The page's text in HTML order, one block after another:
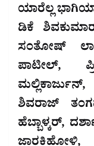
ಯಾರೆಲ್ಲ
ಡಿಕೆ
ಸಂತೋಷ್
ಪಾಟೀಲ್,
ಶಿವರಾಜ್
ಹೆಬ್ಬಾಳ್ಕರ್,